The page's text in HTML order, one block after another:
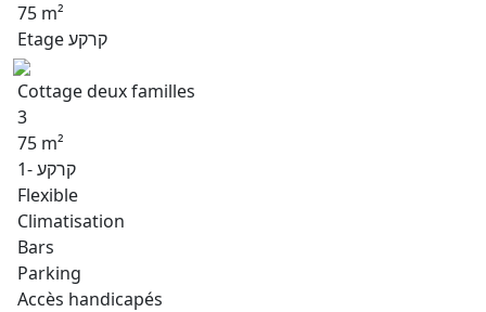
75 m²
Etage קרקע
Cottage deux familles
3
75 m²
קרקע -1
Flexible
Climatisation
Bars
Parking
Accès handicapés